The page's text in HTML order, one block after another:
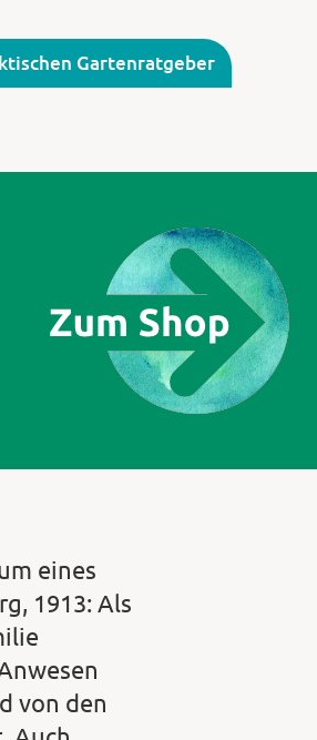
Gartenratgeber
eines
1913: Als
von den